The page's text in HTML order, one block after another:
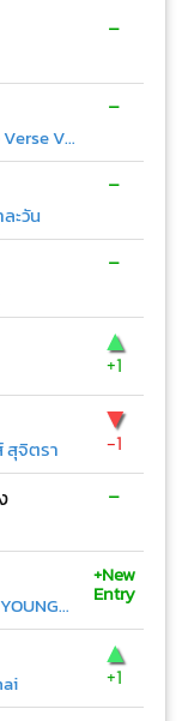
-
FREEHAND (genie Verse Vol.1)
-
ะวัน
-
-
▲
+1
สุจิตรา
▼
-1
-
Gavin D ft.FIIXD & YOUNGOHM
+New
Entry
▲
+1